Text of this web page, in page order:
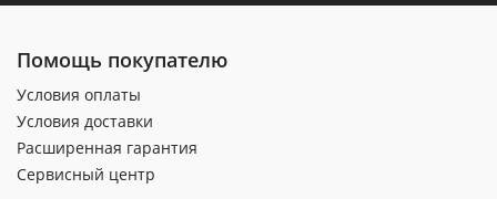
Помощь покупателю
Условия оплаты
Условия доставки
Расширенная гарантия
Сервисный центр